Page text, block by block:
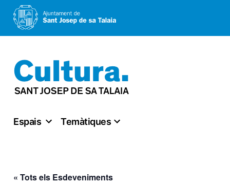
al
contingut
Espais Temàtiques
« Tots els Esdeveniments